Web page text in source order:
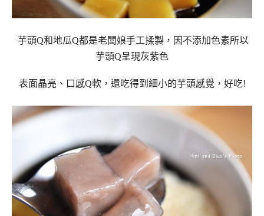
芋頭Q和地瓜Q都是老闆娘手工揉製，因不添加色素所以
芋頭Q呈現灰紫色
表面晶亮、口感Q軟，還吃得到細小的芋頭感覺，好吃!